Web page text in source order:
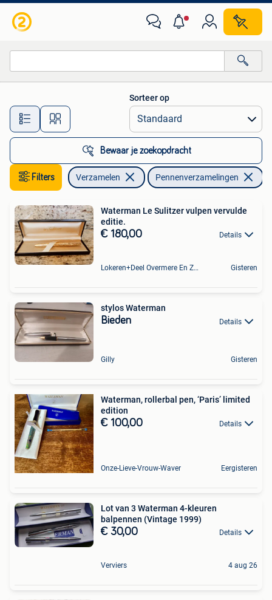
Alle afstanden…
Sorteer op
Bewaar je zoekopdracht
Filters Verzamelen Pennenverzamelingen
Waterman Le Sulitzer vulpen vervulde
editie.
€ 180,00 Details
Lokeren+Deel Overmere En Zele Gisteren
stylos Waterman
Bieden Details
Gilly Gisteren
Waterman, rollerbal pen, ‘Paris’ limited
edition
€ 100,00 Details
Onze-Lieve-Vrouw-Waver Eergisteren
Lot van 3 Waterman 4-kleuren
balpennen (Vintage 1999)
€ 30,00 Details
Verviers 4 aug 26